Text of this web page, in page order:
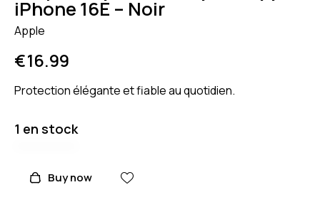
iPhone 16E – Noir
Apple
€16.99
Protection élégante et fiable au quotidien.
1 en stock
Buy now